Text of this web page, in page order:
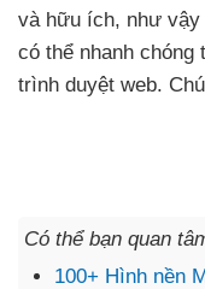
và hữu ích, như
có thể nhanh chóng
trình duyệt web.
Có thể bạn quan
100+ Hình nền